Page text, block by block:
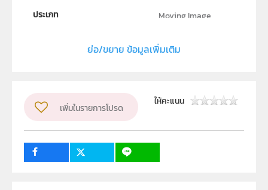
ประเภท
Moving Image
สถาบันส่งเสริมการสอนวิทยาศาสตร์และเทคโนโลยี
กลุ่มเป้าหมาย
ครู, นักเรียน, บุคคลทั่วไป
ย่อ/ขยาย ข้อมูลเพิ่มเติม
เพิ่มในรายการโปรด
ให้คะแนน